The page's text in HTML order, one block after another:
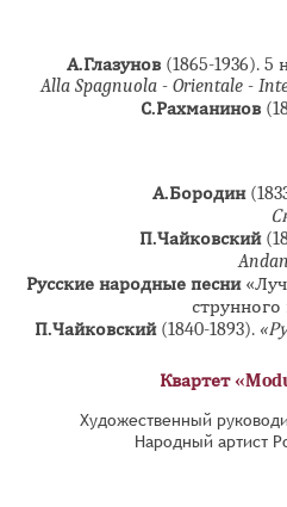
А.Глазунов(1865-1936). 5
Alla Spagnuola - Orientale -
С.Рахманинов
А.Бородин
П.Чайковский
Русские народные песни
струнного
П.Чайковский(1840-1893).
Квартет
Художественный
Народный артист